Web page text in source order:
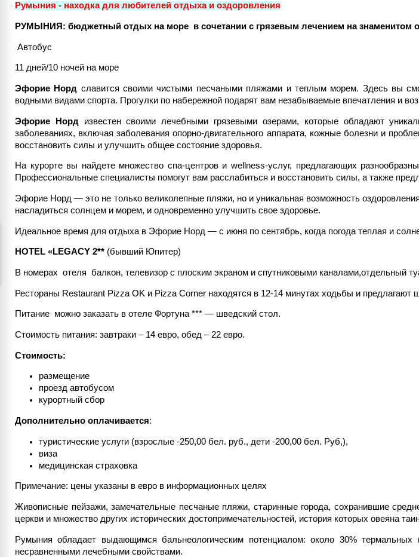
Румыния - находка для любителей отдыха и оздоровления
РУМЫНИЯ: бюджетный отдых на море в сочетании с грязевым лечением на знаменитом
Автобус
11 дней/10 ночей на море
Эфорие Норд славится своими чистыми песчаными пляжами и теплым морем. Здесь вы
водными видами спорта. Прогулки по набережной подарят вам незабываемые впечатления и
Эфорие Нордизвестен своими лечебными грязевыми озерами, которые обладают
заболеваниях, включая заболевания опорно-двигательного аппарата, кожные болезни и
восстановить силы и улучшить общее состояние здоровья.
На курорте вы найдете множество спа-центров и wellness-услуг, предлагающих
Профессиональные специалисты помогут вам расслабиться и восстановить силы, а также
Эфорие Норд — это не только великолепные пляжи, но и уникальная возможность
насладиться солнцем и морем, и одновременно улучшить свое здоровье.
Идеальное время для отдыха в Эфорие Норд — с июня по сентябрь, когда погода теплая и
HOTEL «LEGACY 2** (бывший Юпитер)
В номерах отеля балкон, телевизор с плоским экраном и спутниковыми каналами,отдельный
Рестораны Restaurant Pizza OK и Pizza Corner находятся в 12-14
Питание можно заказать в отеле Фортуна *** — шведский стол.
Стоимость питания: завтраки – 14 евро, обед – 22 евро.
Стоимость:
размещение
проезд автобусом
курортный сбор
Дополнительно оплачивается:
туристические услуги (взрослые -250,00 бел. руб., дети -200,00 бел. Руб,),
виза
медицинская страховка
Примечание: цены указаны в евро в информационных целях
Живописные пейзажи, замечательные песчаные пляжи, старинные города, сохранившие
церкви и множество других исторических достопримечательностей, история которых овеяна
Румыния обладает выдающимся бальнеологическим потенциалом: около 30%
несравненными лечебными свойствами.